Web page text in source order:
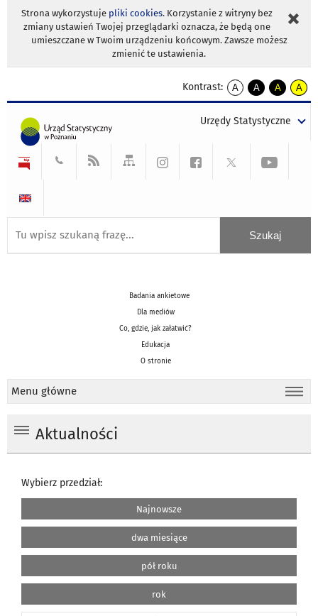
Strona wykorzystuje pliki cookies. Korzystanie z witryny bez
zmiany ustawień Twojej przeglądarki oznacza, że będą one
umieszczane w Twoim urządzeniu końcowym. Zawsze możesz
zmienić te ustawienia.
Kontrast:
A
kontrast
A
kontrast
tekst
czarnym
A
kontrast
tekst
czarnym
A
tekst
żółtym
Urzędy Statystyczne
Badania ankietowe
Dla mediów
Co, gdzie, jak załatwić?
Edukacja
O stronie
Menu główne
Aktualności
Wybierz przedział:
Najnowsze
dwa miesiące
pół roku
rok